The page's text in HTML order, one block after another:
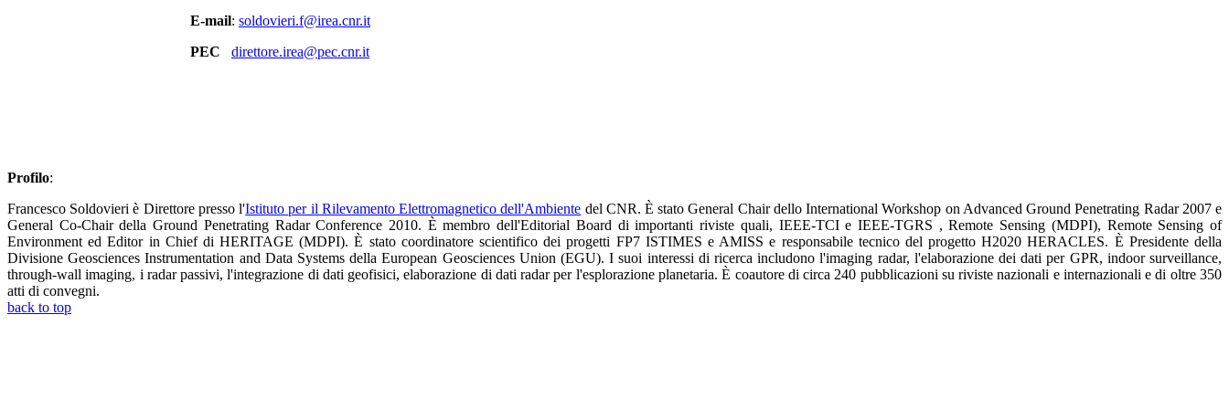
E-mail: soldovieri.f@irea.cnr.it
PEC
direttore.irea@pec.cnr.it
Profilo:
Francesco Soldovieri è Direttore presso l'Istituto per il Rilevamento Elettromagnetico dell'Ambiente del CNR. È stato General Chair dello International Workshop on Advanced Ground Penetrating Radar 2007 e
General Co-Chair della Ground Penetrating Radar Conference 2010. È membro dell'Editorial Board di importanti riviste quali, IEEE-TCI e IEEE-TGRS , Remote Sensing (MDPI), Remote Sensing of
Environment ed Editor in Chief di HERITAGE (MDPI). È stato coordinatore scientifico dei progetti FP7 ISTIMES e AMISS e responsabile tecnico del progetto H2020 HERACLES. È Presidente della
Divisione Geosciences Instrumentation and Data Systems della European Geosciences Union (EGU). I suoi interessi di ricerca includono l'imaging radar, l'elaborazione dei dati per GPR, indoor surveillance,
through-wall imaging, i radar passivi, l'integrazione di dati geofisici, elaborazione di dati radar per l'esplorazione planetaria. È coautore di circa 240 pubblicazioni su riviste nazionali e internazionali e di oltre 350
atti di convegni.
back to top